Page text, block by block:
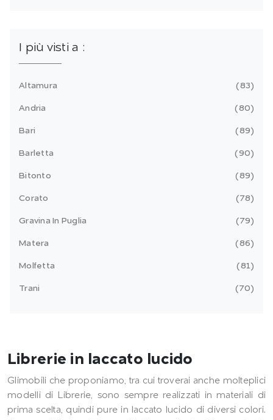
I più visti a :
Altamura 83
Andria 80
Bari 89
Barletta 90
Bitonto 89
Corato 78
Gravina In Puglia 79
Matera 86
Molfetta 81
Trani 70
Librerie in laccato lucido
Glimobili che proponiamo, tra cui troverai anche molteplici
modelli di Librerie, sono sempre realizzati in materiali di
prima scelta, quindi pure in laccato lucido di diversi colori.